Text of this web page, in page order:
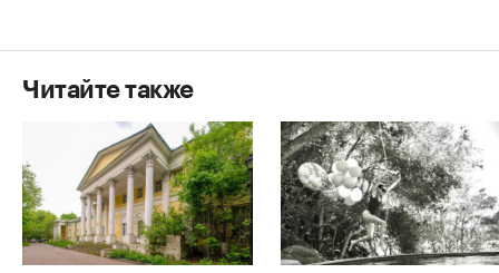
Читайте также